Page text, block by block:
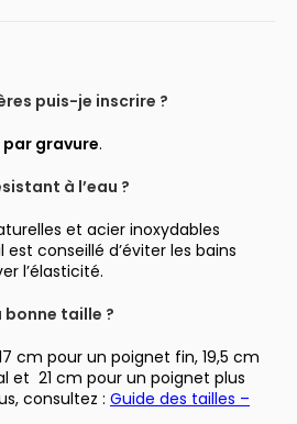
puis-je inscrire ?
gravure.
à l’eau ?
et acier inoxydables
est conseillé d’éviter les bains
l’élasticité.
bonne taille ?
cm pour un poignet fin, 19,5 cm
et 21 cm pour un poignet plus
consultez : Guide des tailles –